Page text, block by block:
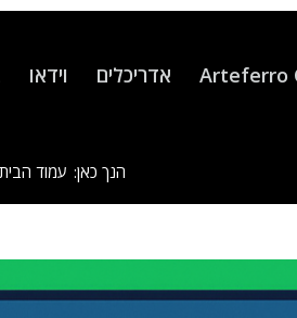
Arteferro אדריכלים וידאו
הנך כאן: עמוד הבית